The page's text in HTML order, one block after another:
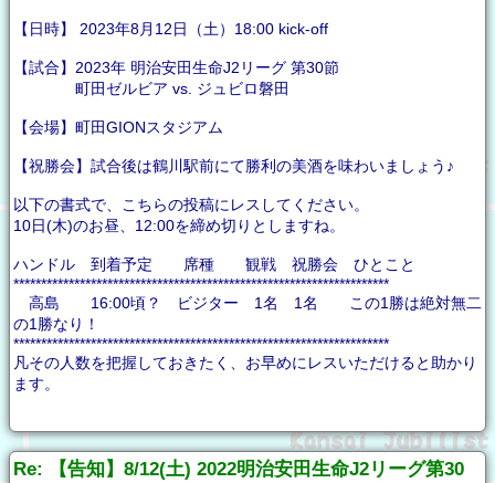
【日時】 2023年8月12日（土）18:00 kick-off
【試合】2023年 明治安田生命J2リーグ 第30節
町田ゼルビア vs. ジュビロ磐田
【会場】町田GIONスタジアム
【祝勝会】試合後は鶴川駅前にて勝利の美酒を味わいましょう♪
以下の書式で、こちらの投稿にレスしてください。
10日(木)のお昼、12:00を締め切りとしますね。
ハンドル 到着予定 席種 観戦 祝勝会 ひとこと
********************************************************************
高島 16:00頃？ ビジター 1名 1名 この1勝は絶対無二
の1勝なり！
********************************************************************
凡その人数を把握しておきたく、お早めにレスいただけると助かり
ます。
Re: 【告知】8/12(土) 2022明治安田生命J2リーグ第30